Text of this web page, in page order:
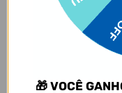
Sobre o amarelamento
matéria-prima principal
amarelar com o tempo
produto. Porém, o nível
completamente dos
reações químicas
🎁 VOCÊ